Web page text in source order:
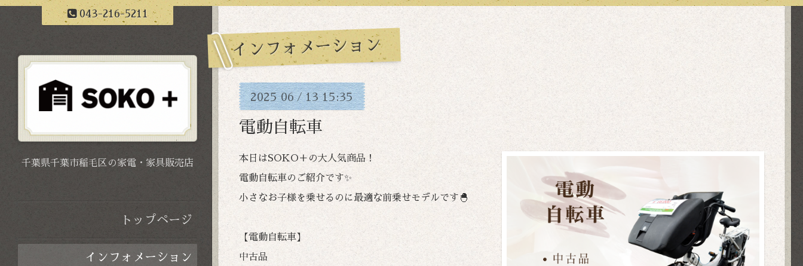
043-216-5211
インフォメーション
2025 06/13 15:35
電動自転車
本日はSOKO＋の大人気商品！
電動自転車のご紹介です✨
小さなお子様を乗せるのに最適な前乗せモデルです🐣
【電動自転車】
中古品
千葉県千葉市稲毛区の家電・家具販売店
トップページ
インフォメーション